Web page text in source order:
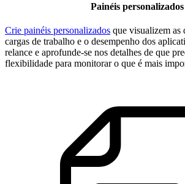
Painéis personalizados
Crie painéis personalizados que visualizem as
cargas de trabalho e o desempenho dos
relance e aprofunde-se nos detalhes de que
flexibilidade para monitorar o que é mais